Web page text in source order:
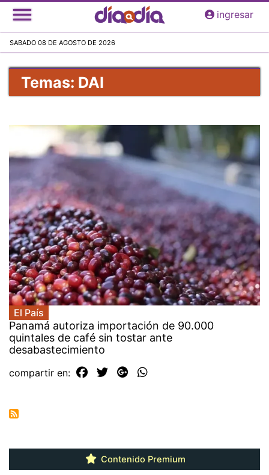
Pasar
al
principal
ingresar
SABADO 08 DE AGOSTO DE 2026
Temas: DAI
El País
Panamá autoriza importación de 90.000
quintales de café sin tostar ante
desabastecimiento
compartir en:
Contenido Premium